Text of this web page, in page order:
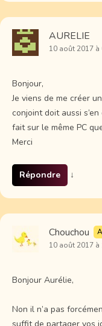
AURELIE
10 août 2017 à
Bonjour,
Je viens de me créer
conjoint doit aussi
fait sur le même PC
Merci
Répondre ↓
Chouchou
10 août 2017 à
Bonjour Aurélie,
Non il n’a pas